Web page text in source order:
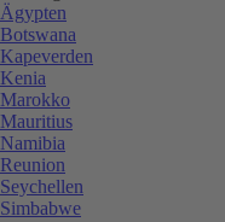
Ägypten
Botswana
Kapeverden
Kenia
Marokko
Mauritius
Namibia
Reunion
Seychellen
Simbabwe